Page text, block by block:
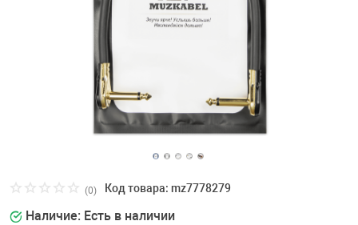
(0) Код товара: mz7778279
Наличие: Есть в наличии